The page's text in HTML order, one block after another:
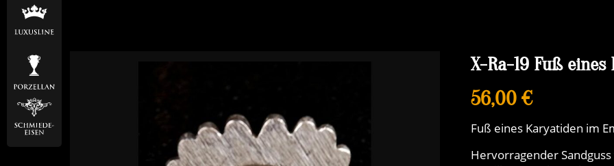
X-Ra-19 Fuß
56,00 €
Fuß eines Karyatiden im
Hervorragender